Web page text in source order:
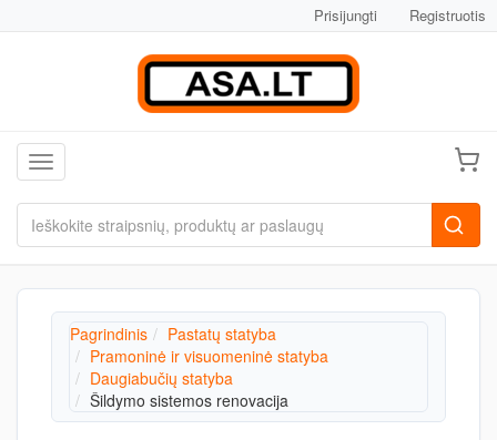
Prisijungti Registruotis
Toggle navigation
Pagrindinis
Pastatų statyba
Pramoninė ir visuomeninė statyba
Daugiabučių statyba
Šildymo sistemos renovacija